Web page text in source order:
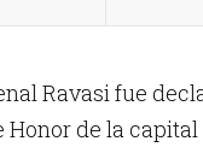
Ravasi fue
Honor de la capital